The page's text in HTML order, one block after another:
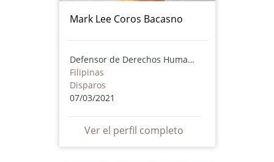
Mark Lee Coros Bacasno
Defensor de Derechos Humanos
Filipinas
Disparos
07/03/2021
Ver el perfil completo